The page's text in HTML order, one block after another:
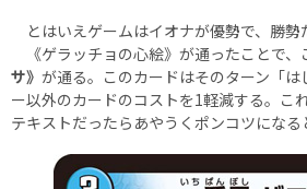
とはいえゲームはイオナが優勢で、勝勢
《ゲラッチョの心絵》が通ったことで、
サ》 が通る。このカードはそのターン「は
ー以外のカードのコストを1軽減する。こ
テキストだったらあやうくポンコツになる